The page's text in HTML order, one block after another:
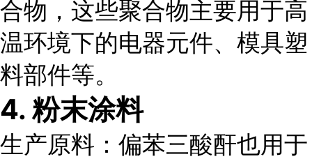
合物，这些聚合物主要用于高
温环境下的电器元件、模具塑
料部件等。
4. 粉末涂料
生产原料 ：偏苯三酸酐也用于